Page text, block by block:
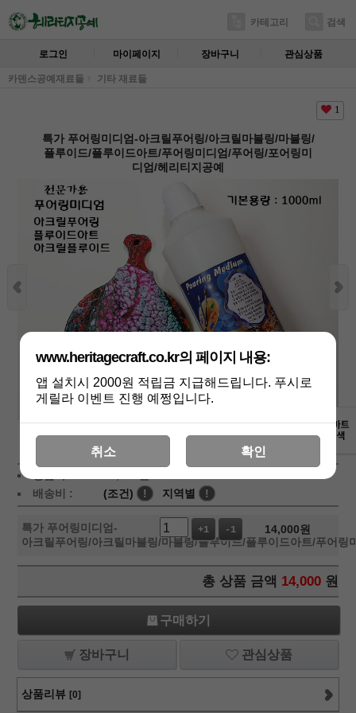
카테고리 검색
로그인 마이페이지 장바구니 관심상품
카덴스공예재료들 기타 재료들
1
특가 푸어링미디엄-아크릴푸어링/아크릴마블링/마블링/
플루이드/플루이드아트/푸어링미디엄/푸어링/포어링미
디엄/헤리티지공예
상세보기
배송비 :
(조건) ! 지역별 !
특가 푸어링미디엄-
아크릴푸어링/아크릴마블링/마블링/플루이드/플루이드아트/푸어링
+1 -1 14,000원
총 상품 금액 14,000 원
구매하기
장바구니 관심상품
상품리뷰 [0]
www.heritagecraft.co.kr의 페이지 내용:
앱 설치시 2000원 적립금 지급해드립니다. 푸시로
게릴라 이벤트 진행 예쩡입니다.
취소 확인